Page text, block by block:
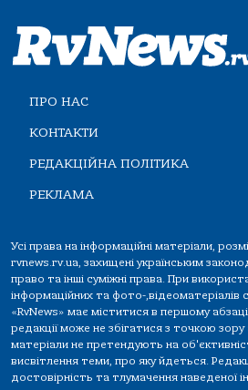
ПРО НАС
КОНТАКТИ
РЕДАКЦІЙНА ПОЛІТИКА
РЕКЛАМА
Усі права на інформаційні матеріали,
rvnews.rv.ua, захищені українським
право та інші суміжні права. При
інформаційних та фото-,відеоматеріалів
«RvNews» має міститися в першому
редакції може не збігатися з точкою зору
матеріали не претендують на
висвітлення теми, про яку йдеться.
достовірність та тлумачення наведеної